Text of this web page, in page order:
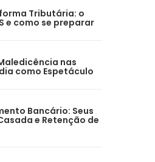
Tributária: o
e como se preparar
nas
como Espetáculo
Bancário: Seus
e Retenção de